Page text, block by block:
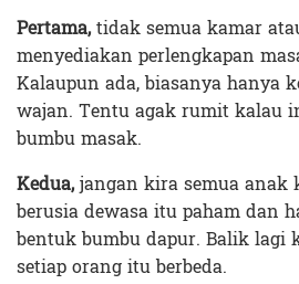
Pertama,tidak semua kamar
menyediakan perlengkapan
Kalaupun ada, biasanya hanya
wajan. Tentu agak rumit kalau
bumbu masak.
Kedua,jangan kira semua anak
berusia dewasa itu paham dan
bentuk bumbu dapur. Balik lagi
setiap orang itu berbeda.